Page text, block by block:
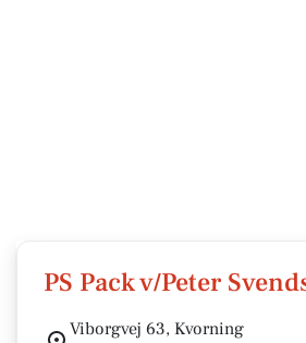
PS Pack v/Peter
Viborgvej 63, Kvorning